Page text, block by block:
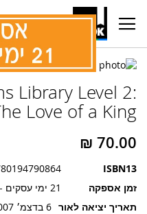
Skip
Content
Library Level 2:
Love of a King
ISBN13
זמן אספקה
21 ימי עסקים - לא במלאי בארץ
תאריך יציאה לאור 6 בדצמ׳ 2007
לדלג
של
גלריית
תמונות
להתחלה
של
גלריית